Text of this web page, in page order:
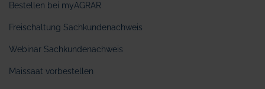
Bestellen bei myAGRAR
Freischaltung Sachkundenachweis
Webinar Sachkundenachweis
Maissaat vorbestellen